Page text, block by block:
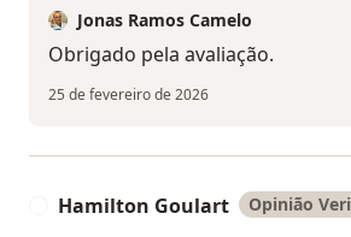
Jonas Ramos Camelo
Obrigado pela avaliação.
25 de fevereiro de 2026
Hamilton Goulart Opinião